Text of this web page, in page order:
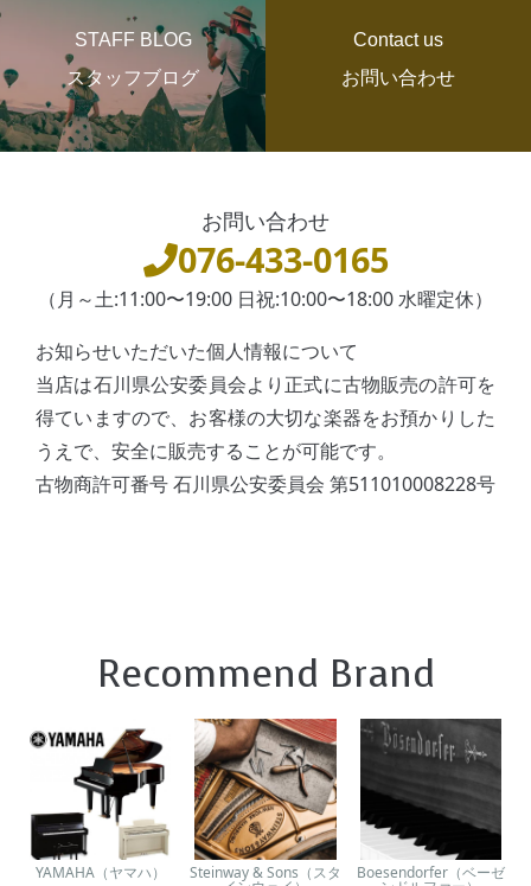
STAFF BLOG
スタッフブログ
Contact us
お問い合わせ
お問い合わせ
076-433-0165
（月～土:11:00〜19:00 日祝:10:00〜18:00 水曜定休）
お知らせいただいた個人情報について
当店は石川県公安委員会より正式に古物販売の許可を
得ていますので、お客様の大切な楽器をお預かりした
うえで、安全に販売することが可能です。
古物商許可番号 石川県公安委員会 第511010008228号
Recommend Brand
YAMAHA（ヤマハ） Steinway & Sons（スタ Boesendorfer（ベーゼ